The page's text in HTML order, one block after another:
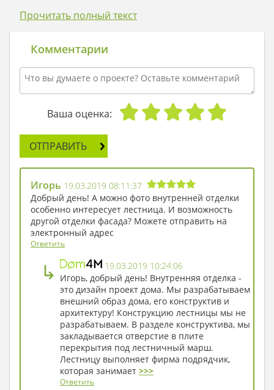
дополняют образ.
почти равные части. Просторный встроенный
гараж рассчитан на хранение и обслуживание
одного авто. Помещение топочной выполнено
отдельно, возможно его использование для
домашней мастерской. В свободную гостиную
включена потрясающая по красоте эркерная
получают возможность вкруговую обозревать
территорию, наблюдать за красотою природы и
восхищаться ее непостоянством.
Гостиная и столовая собраны в одном
пространстве. Размеры достаточные для
быстрого завтрака и душевного семейного
ужина. Второй этаж отдан под ночную зону и
включает три отдельные спальни. Две из них
практически одинаковые по площади, имеют
зеркальную планировку. Третья – особая
гордость особняка. Ее размеров достаточно для
размещения шикарного спального гарнитура.
Два удобных закрытых балкончика площадью
по 4 кв. м. позволяют хозяевам встречать
рассветы и закаты, пользоваться гаджетами на
свежем воздухе, устраивать чаепития и
наслаждаться ароматами цветов.
Лучшим из вариантов оформления ландшафта
будет классический стиль: удобные лавочки,
Прочитать полный текст
Комментарии
Ваша оценка:
ОТПРАВИТЬ
Игорь 19.03.2019 08:11:37
Добрый день! А можно фото внутренней отделки
особенно интересует лестница. И возможность
другой отделки фасада? Можете отправить на
электронный адрес
Ответить
↳
19.03.2019 10:24:06
Игорь, добрый день! Внутренняя отделка -
это дизайн проект дома. Мы разрабатываем
внешний образ дома, его конструктив и
архитектуру! Конструкцию лестницы мы не
разрабатываем. В разделе конструктива, мы
закладывается отверстие в плите
перекрытия под лестничный марш.
Лестницу выполняет фирма подрядчик,
которая занимает >>>
Ответить